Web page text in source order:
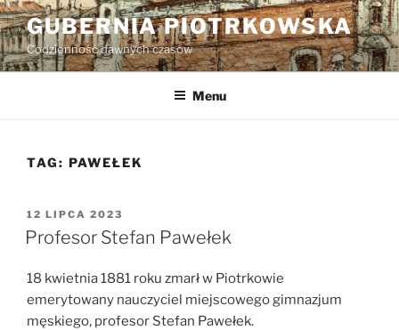
Przejdź
do
treści
GUBERNIA PIOTRKOWSKA
Codzienność dawnych czasów
Menu
TAG: PAWEŁEK
OPUBLIKOWANE
W
12 LIPCA 2023
Profesor Stefan Pawełek
18 kwietnia 1881 roku zmarł w Piotrkowie
emerytowany nauczyciel miejscowego gimnazjum
męskiego, profesor Stefan Pawełek.